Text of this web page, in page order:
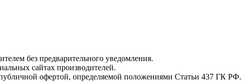
без предварительного уведомления.
сайтах производителей.
офертой, определяемой положениями Статьи 437 ГК РФ.